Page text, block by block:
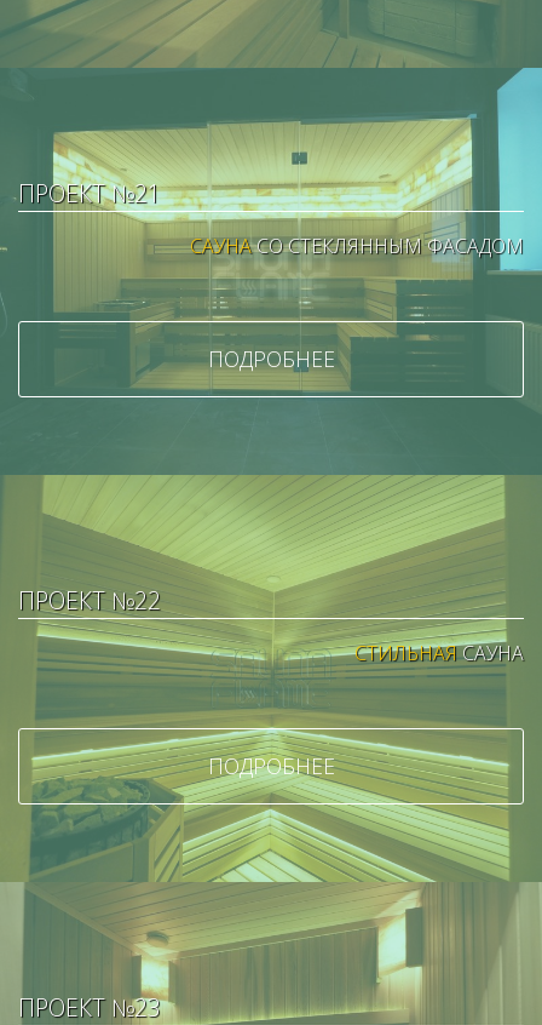
ПРОЕКТ №21
САУНАСО СТЕКЛЯННЫМ ФАСАДОМ
ПОДРОБНЕЕ
ПРОЕКТ №22
СТИЛЬНАЯСАУНА
ПОДРОБНЕЕ
ПРОЕКТ №23